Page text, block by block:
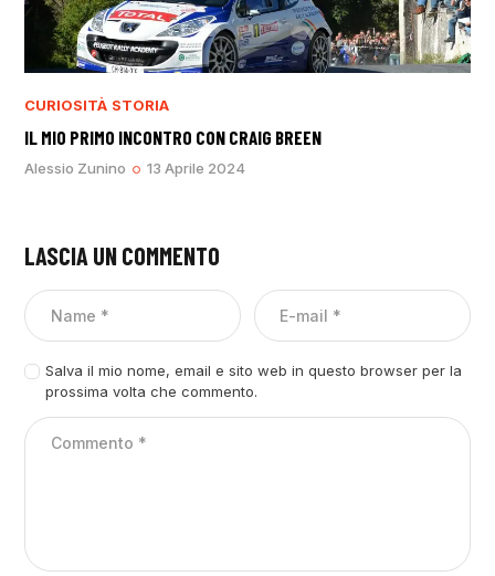
CURIOSITÀ STORIA
IL MIO PRIMO INCONTRO CON CRAIG BREEN
Alessio Zunino 13 Aprile 2024
LASCIA UN COMMENTO
Salva il mio nome, email e sito web in questo browser per la
prossima volta che commento.